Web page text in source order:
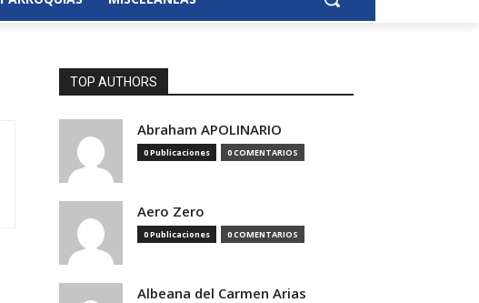
TOP AUTHORS
Abraham APOLINARIO
0 Publicaciones 0 COMENTARIOS
Aero Zero
0 Publicaciones 0 COMENTARIOS
Albeana del Carmen Arias